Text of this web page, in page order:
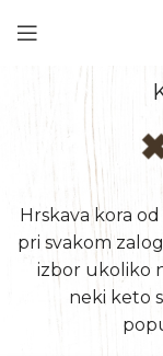
Hrskava kora
pri svakom
izbor ukoliko
neki keto